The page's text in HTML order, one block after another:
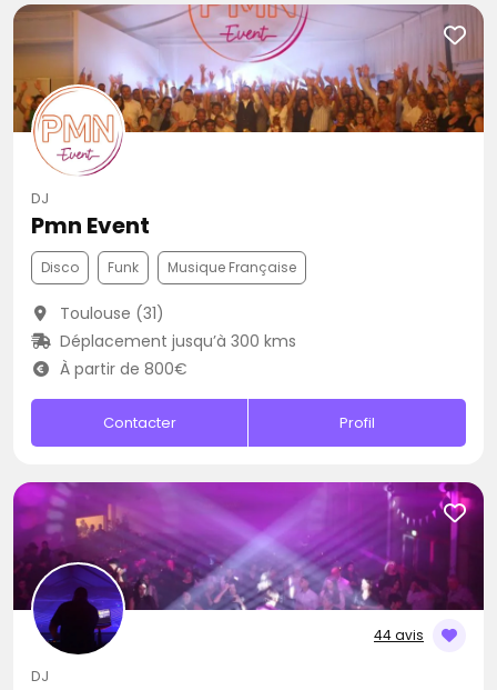
DJ
Pmn Event
Disco Funk Musique Française
Toulouse (31)
Déplacement jusqu’à 300 kms
À partir de 800€
Contacter Profil
44 avis
DJ